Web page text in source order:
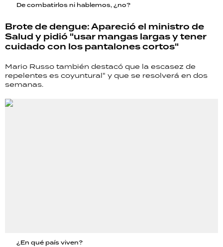
De combatirlos ni hablemos, ¿no?
Brote de dengue: Apareció el ministro de
Salud y pidió "usar mangas largas y tener
cuidado con los pantalones cortos"
Mario Russo también destacó que la escasez de
repelentes es coyuntural" y que se resolverá en dos
semanas.
¿En qué país viven?